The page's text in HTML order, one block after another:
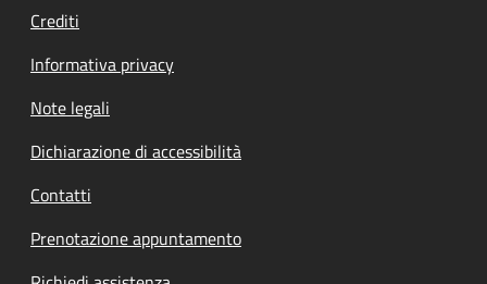
Crediti
Informativa privacy
Note legali
Dichiarazione di accessibilità
Contatti
Prenotazione appuntamento